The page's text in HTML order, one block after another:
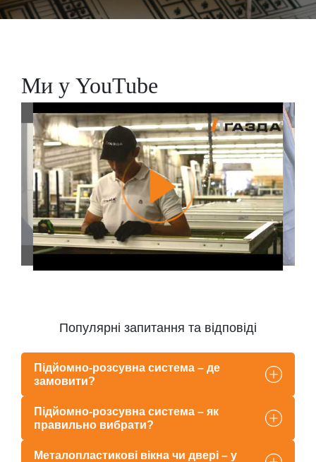
Ми у YouTube
Популярні запитання та відповіді
Підйомно-розсувна система – де
замовити?
Підйомно-розсувна система – як
правильно вибрати?
Металопластикові вікна чи двері – у